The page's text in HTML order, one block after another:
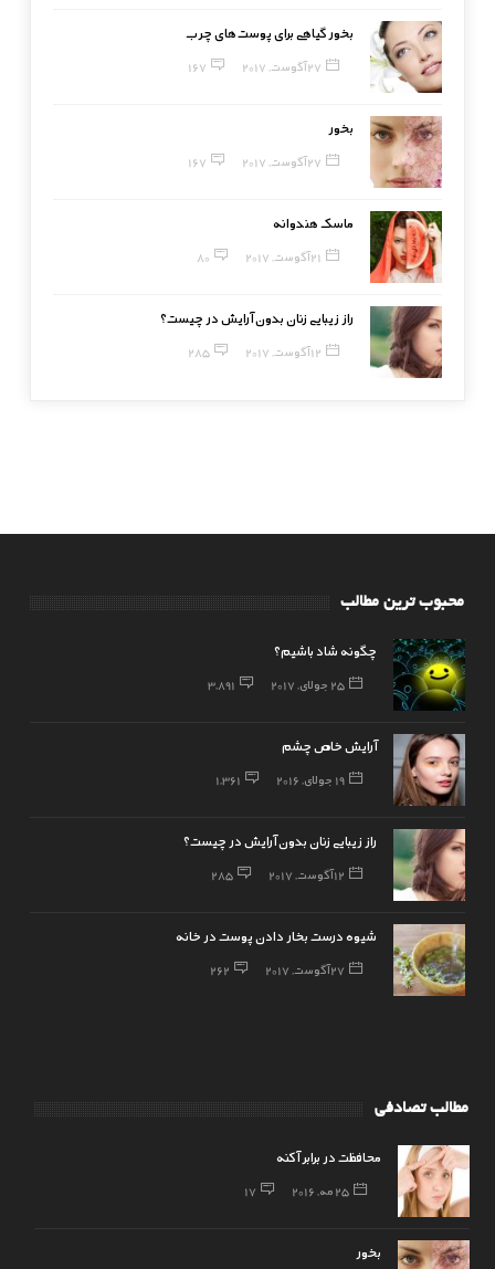
بخور گیاهی برای پوست‌های چرب
27 آگوست, 2017 167
بخور
27 آگوست, 2017 167
ماسک هندوانه
21 آگوست, 2017 80
راز زیبایی زنان بدون آرایش در چیست؟
12 آگوست, 2017 285
محبوب ترین مطالب
چگونه شاد باشیم؟
25 جولای, 2017 3,891
آرایش خاص چشم
19 جولای, 2016 1,361
راز زیبایی زنان بدون آرایش در چیست؟
12 آگوست, 2017 285
شیوه درست بخار دادن پوست در خانه
27 آگوست, 2017 262
مطالب تصادفی
محافظت در برابر آکنه
25 مه, 2016 17
بخور